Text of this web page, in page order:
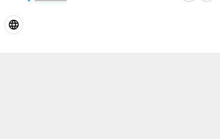
Couleur
BLANC